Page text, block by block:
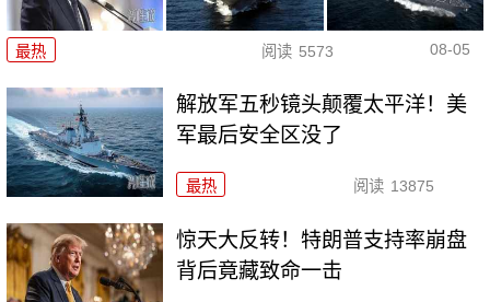
最热 阅读 5573 08-05
解放军五秒镜头颠覆太平洋！美
军最后安全区没了
最热 阅读 13875
惊天大反转！特朗普支持率崩盘
背后竟藏致命一击